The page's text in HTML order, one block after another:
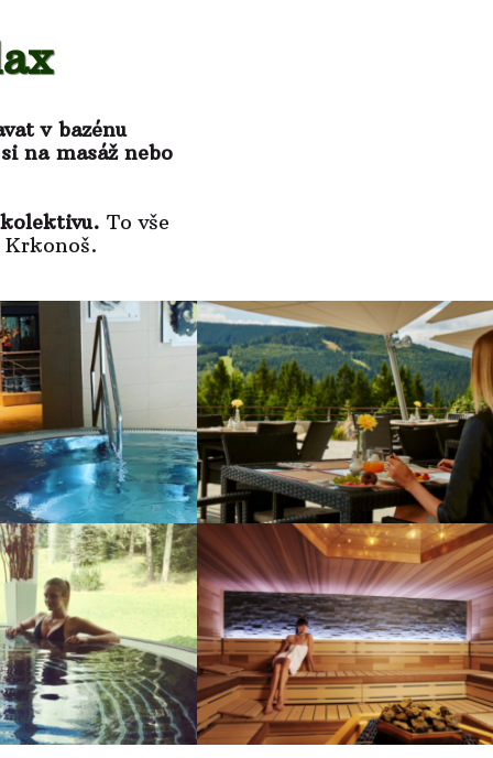
v bazénu
na masáž nebo
To vše
Krkonoš.